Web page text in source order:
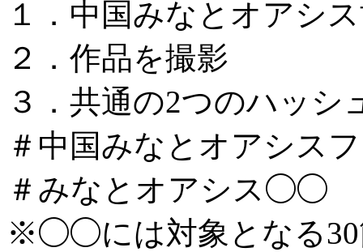
１．中国みなとオアシ
２．作品を撮影
３．共通の2つのハッシ
＃中国みなとオアシス
＃みなとオアシス◯◯
※◯◯には対象となる30